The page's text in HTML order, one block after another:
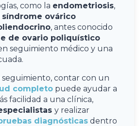
como la endometriosis,
síndrome ovárico
, antes conocido
de ovario poliquístico
seguimiento médico y una
seguimiento, contar con un
completo puede ayudar a
facilidad a una clínica,
y realizar
diagnósticas dentro